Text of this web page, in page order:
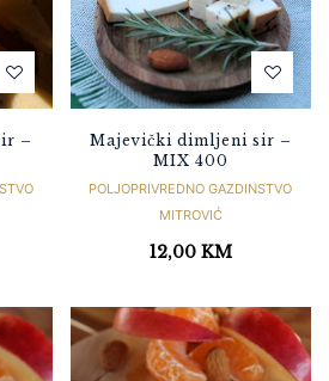
–
Majevički dimljeni sir –
MIX 400
POLJOPRIVREDNO GAZDINSTVO
MITROVIĆ
12,00 KM